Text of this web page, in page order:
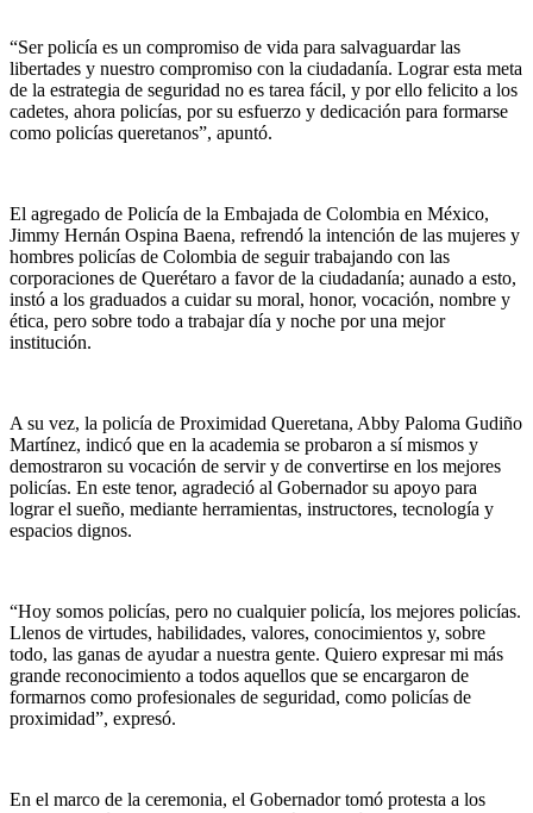
“Ser policía es un compromiso de vida para salvaguardar las
libertades y nuestro compromiso con la ciudadanía. Lograr esta meta
de la estrategia de seguridad no es tarea fácil, y por ello felicito a los
cadetes, ahora policías, por su esfuerzo y dedicación para formarse
como policías queretanos”, apuntó.
El agregado de Policía de la Embajada de Colombia en México,
Jimmy Hernán Ospina Baena, refrendó la intención de las mujeres y
hombres policías de Colombia de seguir trabajando con las
corporaciones de Querétaro a favor de la ciudadanía; aunado a esto,
instó a los graduados a cuidar su moral, honor, vocación, nombre y
ética, pero sobre todo a trabajar día y noche por una mejor
institución.
A su vez, la policía de Proximidad Queretana, Abby Paloma Gudiño
Martínez, indicó que en la academia se probaron a sí mismos y
demostraron su vocación de servir y de convertirse en los mejores
policías. En este tenor, agradeció al Gobernador su apoyo para
lograr el sueño, mediante herramientas, instructores, tecnología y
espacios dignos.
“Hoy somos policías, pero no cualquier policía, los mejores policías.
Llenos de virtudes, habilidades, valores, conocimientos y, sobre
todo, las ganas de ayudar a nuestra gente. Quiero expresar mi más
grande reconocimiento a todos aquellos que se encargaron de
formarnos como profesionales de seguridad, como policías de
proximidad”, expresó.
En el marco de la ceremonia, el Gobernador tomó protesta a los